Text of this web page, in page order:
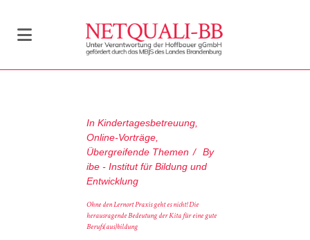
In Kindertagesbetreuung
Online-Vorträge
Übergreifende Themen
By
ibe - Institut für Bildung und
Entwicklung
Ohne den Lernort Praxis geht es nicht! Die
herausragende Bedeutung der Kita für eine gute
Berufs(aus)bildung